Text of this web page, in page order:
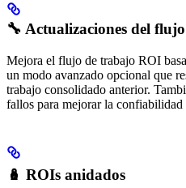
🔧 Actualizaciones del
Mejora el flujo de trabajo ROI
un modo avanzado opcional que
trabajo consolidado anterior.
fallos para mejorar la
🪆 ROIs anidados